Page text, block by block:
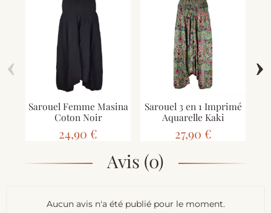
Sarouel Femme Masina
Coton Noir
24,90 €
Sarouel 3 en 1 Imprimé
Aquarelle Kaki
27,90 €
‹ ›
Avis (0)
Aucun avis n'a été publié pour le moment.